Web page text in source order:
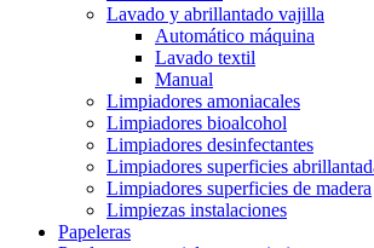
Lavado y abrillantado vajilla
Automático máquina
Lavado textil
Manual
Limpiadores amoniacales
Limpiadores bioalcohol
Limpiadores desinfectantes
Limpiadores superficies
Limpiadores superficies de madera
Limpiezas instalaciones
Papeleras